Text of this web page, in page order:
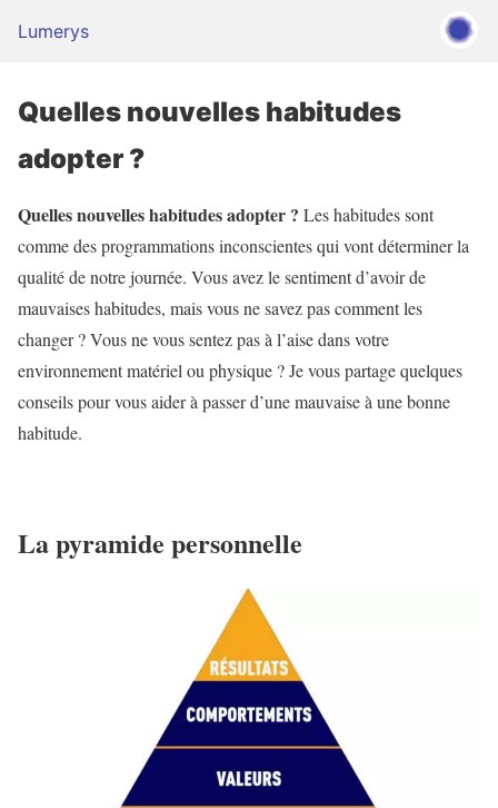
Lumerys
Quelles nouvelles habitudes
adopter ?
Quelles nouvelles habitudes adopter ? Les habitudes sont
comme des programmations inconscientes qui vont déterminer la
qualité de notre journée. Vous avez le sentiment d’avoir de
mauvaises habitudes, mais vous ne savez pas comment les
changer ? Vous ne vous sentez pas à l’aise dans votre
environnement matériel ou physique ? Je vous partage quelques
conseils pour vous aider à passer d’une mauvaise à une bonne
habitude.
La pyramide personnelle